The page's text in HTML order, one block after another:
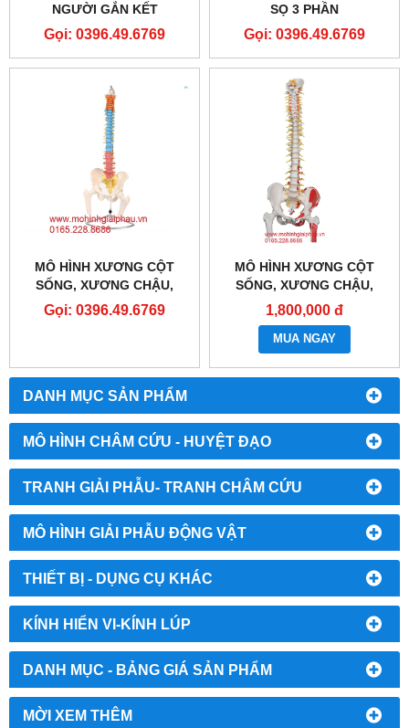
DANH MỤC SẢN PHẨM
MÔ HÌNH CHÂM CỨU - HUYỆT ĐẠO
TRANH GIẢI PHẪU- TRANH CHÂM CỨU
MÔ HÌNH GIẢI PHẪU ĐỘNG VẬT
THIẾT BỊ - DỤNG CỤ KHÁC
KÍNH HIỂN VI-KÍNH LÚP
DANH MỤC - BẢNG GIÁ SẢN PHẨM
MỜI XEM THÊM
NGƯỜI GẮN KẾT
Gọi: 0396.49.6769
SỌ 3 PHẦN
Gọi: 0396.49.6769
MÔ HÌNH XƯƠNG CỘT
SỐNG, XƯƠNG CHẬU,
XƯƠNG ĐÙI SƠN MÀU
Gọi: 0396.49.6769
MÔ HÌNH XƯƠNG CỘT
SỐNG, XƯƠNG CHẬU,
XƯƠNG ĐÙI 1 BÊN SƠN
CƠ
1,800,000 đ
MUA NGAY